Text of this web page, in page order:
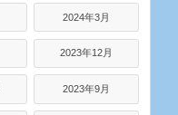
2024年3月
2023年12月
2023年9月